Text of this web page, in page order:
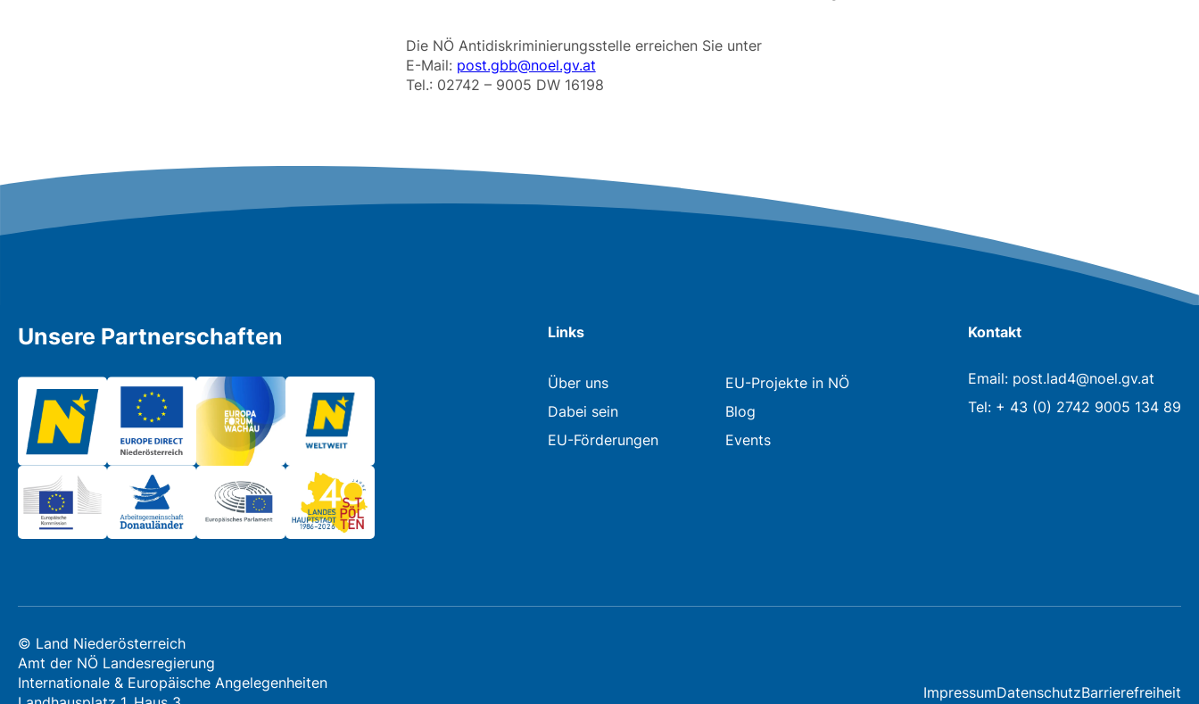
Die NÖ Antidiskriminierungsstelle erreichen Sie unter
E-Mail: post.gbb@noel.gv.at
Tel.: 02742 – 9005 DW 16198
Unsere Partnerschaften Links
Über uns
Dabei sein
EU-Förderungen
EU-Projekte in NÖ
Blog
Events
Kontakt
Email: post.lad4@noel.gv.at
Tel: + 43 (0) 2742 9005 134 89
© Land Niederösterreich
Amt der NÖ Landesregierung
Internationale & Europäische Angelegenheiten
ImpressumDatenschutzBarrierefreiheit